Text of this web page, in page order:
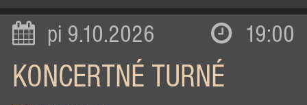
pi 9.10.2026 19:00
KONCERTNÉ TURNÉ